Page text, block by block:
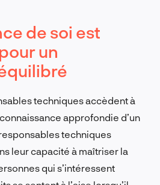
de soi est
un
techniques accèdent à
approfondie d’un
techniques
leur capacité à maîtriser la
qui s’intéressent